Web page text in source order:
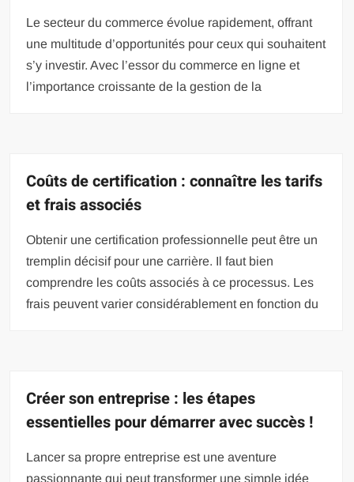
Le secteur du commerce évolue rapidement, offrant
une multitude d’opportunités pour ceux qui souhaitent
s’y investir. Avec l’essor du commerce en ligne et
l’importance croissante de la gestion de la
Coûts de certification : connaître les tarifs
et frais associés
Obtenir une certification professionnelle peut être un
tremplin décisif pour une carrière. Il faut bien
comprendre les coûts associés à ce processus. Les
frais peuvent varier considérablement en fonction du
Créer son entreprise : les étapes
essentielles pour démarrer avec succès !
Lancer sa propre entreprise est une aventure
passionnante qui peut transformer une simple idée